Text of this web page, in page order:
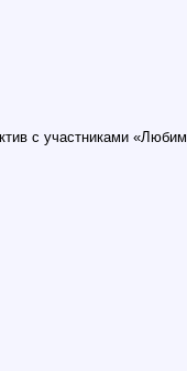
с участниками «Любим